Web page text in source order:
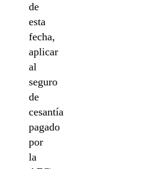
de
esta
fecha,
aplicar
al
seguro
de
cesantía
pagado
por
la